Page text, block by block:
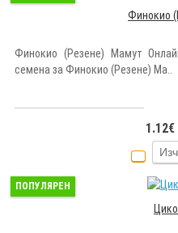
Финокио
Финокио (Резене) Мамут
семена за Финокио (Резене) Ма..
ПОПУЛЯРЕН